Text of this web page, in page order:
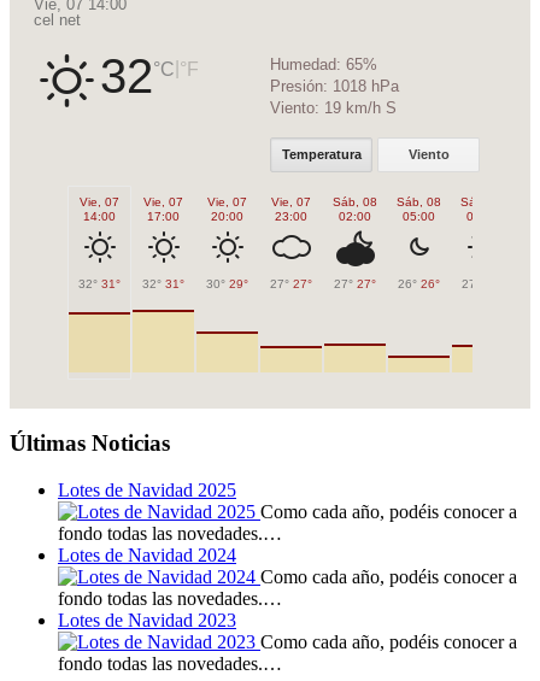
Vie, 07 14:00
cel net
32°C °F Humedad: 65%
Presión: 1018 hPa
Viento: 19 km/h S
Temperatura Viento
Vie, 07
14:00
32° 31°
Vie, 07
17:00
32° 31°
Vie, 07
20:00
30° 29°
Vie, 07
23:00
27° 27°
Sáb, 08
02:00
27° 27°
Sáb, 08
05:00
26° 26°
Sáb, 08
08:00
27°
Últimas Noticias
Lotes de Navidad 2025
Como cada año, podéis conocer a
fondo todas las novedades.…
Lotes de Navidad 2024
Como cada año, podéis conocer a
fondo todas las novedades.…
Lotes de Navidad 2023
Como cada año, podéis conocer a
fondo todas las novedades.…